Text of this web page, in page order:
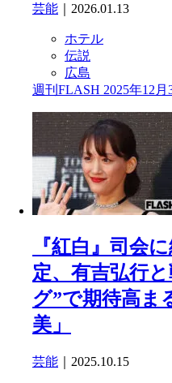
芸能 ｜2026.01.13
ホテル
伝説
広島
週刊FLASH 2025年12月
『紅白』司会
定、有吉弘行
グ”で期待高ま
美」
芸能 ｜2025.10.15